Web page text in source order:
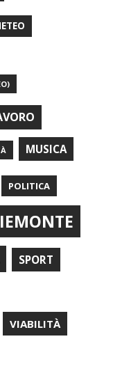
MUSICA
POLITICA
SPORT
VIABILITÀ